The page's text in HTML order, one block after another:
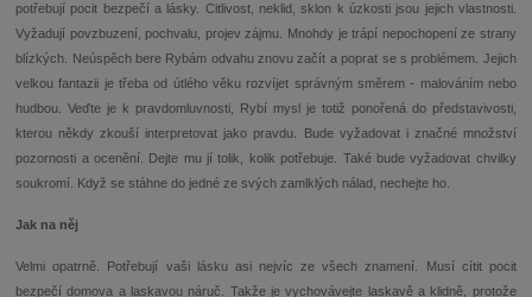
potřebují pocit bezpečí a lásky. Citlivost, neklid, sklon k úzkosti jsou jejich vlastnosti.
Vyžadují povzbuzení, pochvalu, projev zájmu. Mnohdy je trápí nepochopení ze strany
blízkých. Neúspěch bere Rybám odvahu znovu začít a poprat se s problémem. Jejich
velkou fantazii je třeba od útlého věku rozvíjet správným směrem - malováním nebo
hudbou. Veďte je k pravdomluvnosti, Rybí mysl je totiž ponořená do představivosti,
kterou někdy zkouší interpretovat jako pravdu. Bude vyžadovat i značné množství
pozornosti a ocenění. Dejte mu jí tolik, kolik potřebuje. Také bude vyžadovat chvilky
soukromí. Když se stáhne do jedné ze svých zamlklých nálad, nechejte ho.
Jak na něj
Velmi opatrně. Potřebují vaši lásku asi nejvíc ze všech znamení. Musí cítit pocit
bezpečí domova a laskavou náruč. Takže je vychovávejte laskavě a klidně, protože